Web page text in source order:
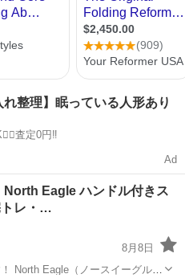
れ整理】眠っている人形あり
査定0円‼️
Ad
North Eagle ハンドル付きス
トレ・…
8月8日
​North Eagle（ノースイーグル）